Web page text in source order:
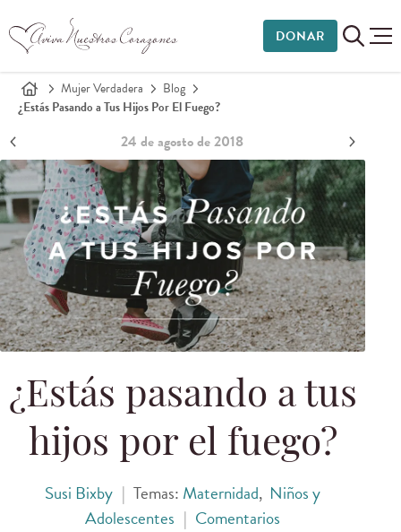
DONAR
Mujer Verdadera
Blog
¿Estás Pasando a Tus Hijos Por El Fuego?
24 de agosto de 2018
¿Estás pasando a tus
hijos por el fuego?
Susi Bixby | Temas: Maternidad, Niños y
Adolescentes | Comentarios